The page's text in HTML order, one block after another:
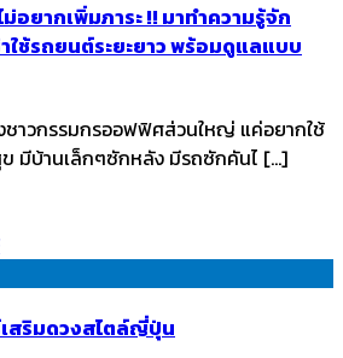
อยากเพิ่มภาระ !! มาทำความรู้จัก
าใช้รถยนต์ระยะยาว พร้อมดูแลแบบ
ชาวกรรมกรออฟฟิศส่วนใหญ่ แค่อยากใช้
มีบ้านเล็กๆซักหลัง มีรถซักคันไ […]
สริมดวงสไตล์ญี่ปุ่น